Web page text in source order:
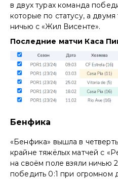
в двух турах команда
которые по статусу, а
ничью с «Жил Висенте».
Последние матчи Каса
Бенфика
«Бенфика» вышла в
крайне тяжёлых матчей с
на своём поле взяли ничью
победить 0:1 при огромном